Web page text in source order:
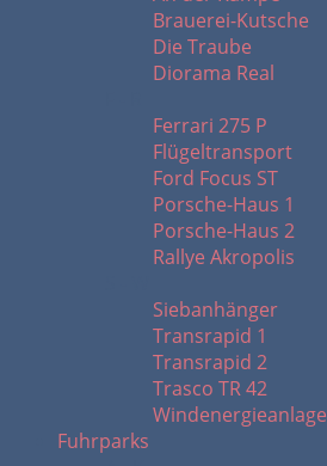
Brauerei-Kutsche
Die Traube
Diorama Real
Ferrari 275 P
Flügeltransport
Ford Focus ST
Porsche-Haus 1
Porsche-Haus 2
Rallye Akropolis
Siebanhänger
Transrapid 1
Transrapid 2
Trasco TR 42
Windenergieanlage
Fuhrparks